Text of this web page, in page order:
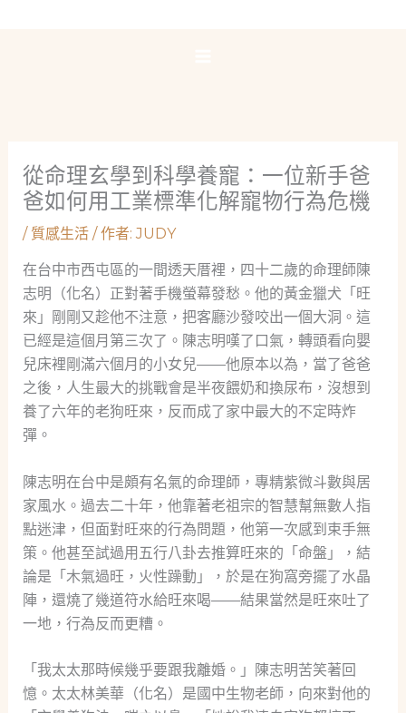
從命理玄學到科學養寵：一位新手爸
爸如何用工業標準化解寵物行為危機
/ 質感生活/ 作者:JUDY
在台中市西屯區的一間透天厝裡，四十二歲的命理師陳
志明（化名）正對著手機螢幕發愁。他的黃金獵犬「旺
來」剛剛又趁他不注意，把客廳沙發咬出一個大洞。這
已經是這個月第三次了。陳志明嘆了口氣，轉頭看向嬰
兒床裡剛滿六個月的小女兒——他原本以為，當了爸爸
之後，人生最大的挑戰會是半夜餵奶和換尿布，沒想到
養了六年的老狗旺來，反而成了家中最大的不定時炸
彈。
陳志明在台中是頗有名氣的命理師，專精紫微斗數與居
家風水。過去二十年，他靠著老祖宗的智慧幫無數人指
點迷津，但面對旺來的行為問題，他第一次感到束手無
策。他甚至試過用五行八卦去推算旺來的「命盤」，結
論是「木氣過旺，火性躁動」，於是在狗窩旁擺了水晶
陣，還燒了幾道符水給旺來喝——結果當然是旺來吐了
一地，行為反而更糟。
「我太太那時候幾乎要跟我離婚。」陳志明苦笑著回
憶。太太林美華（化名）是國中生物老師，向來對他的